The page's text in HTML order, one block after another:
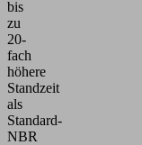
bis
zu
20-
fach
höhere
Standzeit
als
Standard-
NBR